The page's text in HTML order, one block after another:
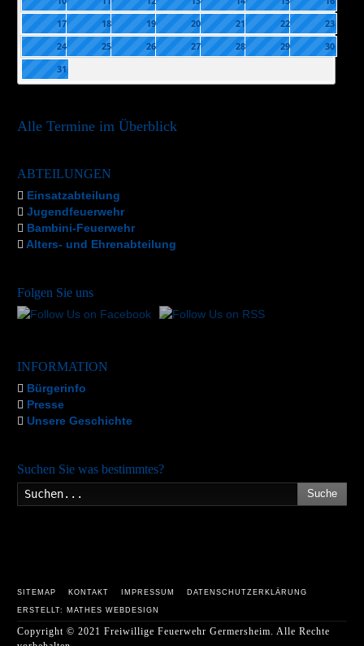
17
18 19 20 21 22
23
24
25 26 27 28 29
30
31
Alle Termine im Überblick
ABTEILUNGEN
Einsatzabteilung
Jugendfeuerwehr
Bambini-Feuerwehr
Alters- und Ehrenabteilung
Folgen Sie uns
INFORMATION
Bürgerinfo
Presse
Unsere Geschichte
Suchen Sie was bestimmtes?
Suche
SITEMAP KONTAKT IMPRESSUM DATENSCHUTZERKLÄRUNG
ERSTELLT: MATHES WEBDESIGN
Copyright © 2021 Freiwillige Feuerwehr Germersheim. Alle Rechte